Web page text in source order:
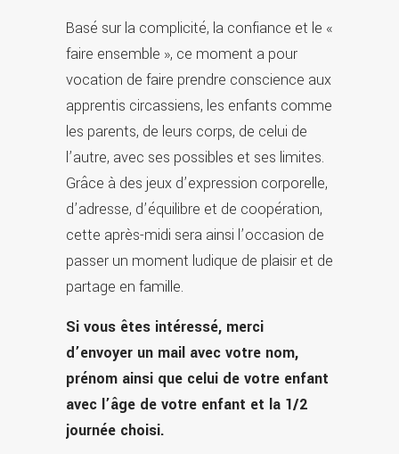
Basé sur la complicité, la confiance et le «
faire ensemble », ce moment a pour
vocation de faire prendre conscience aux
apprentis circassiens, les enfants comme
les parents, de leurs corps, de celui de
l’autre, avec ses possibles et ses limites.
Grâce à des jeux d’expression corporelle,
d’adresse, d’équilibre et de coopération,
cette après-midi sera ainsi l’occasion de
passer un moment ludique de plaisir et de
partage en famille.
Si vous êtes intéressé, merci
d’envoyer un mail avec votre nom,
prénom ainsi que celui de votre enfant
avec l’âge de votre enfant et la 1/2
journée choisi.